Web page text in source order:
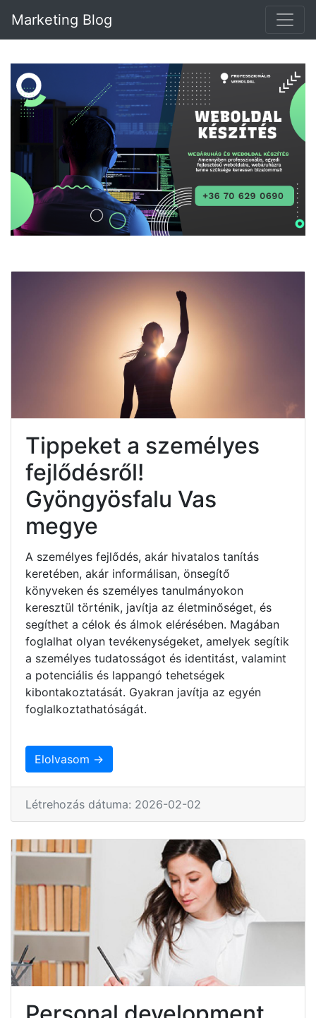
Marketing Blog
Tippeket a személyes
fejlődésről!
Gyöngyösfalu Vas
megye
A személyes fejlődés, akár hivatalos tanítás
keretében, akár informálisan, önsegítő
könyveken és személyes tanulmányokon
keresztül történik, javítja az életminőséget, és
segíthet a célok és álmok elérésében. Magában
foglalhat olyan tevékenységeket, amelyek segítik
a személyes tudatosságot és identitást, valamint
a potenciális és lappangó tehetségek
kibontakoztatását. Gyakran javítja az egyén
foglalkoztathatóságát.
Elolvasom →
Létrehozás dátuma: 2026-02-02